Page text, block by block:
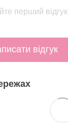
перший відгук
відгук